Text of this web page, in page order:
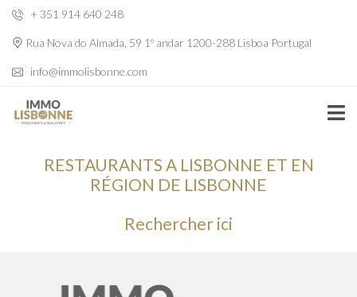
+ 351 914 640 248
Rua Nova do Almada, 59 1º andar 1200-288 Lisboa Portugal
info@immolisbonne.com
RESTAURANTS A LISBONNE ET EN
RÉGION DE LISBONNE
Rechercher ici